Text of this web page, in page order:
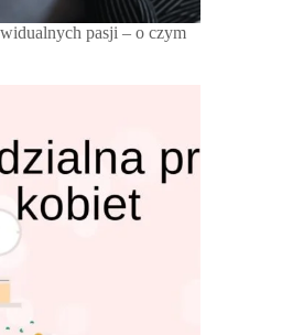
pasji – o czym